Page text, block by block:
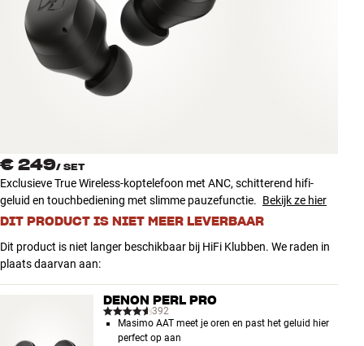
Accessoires
INSPIRATIE
MERKEN
AANBIEDINGEN
Winkels
Inloggen
Klantenservice
Bouw met geluid
€ 249/ SET
Exclusieve True Wireless-koptelefoon met ANC, schitterend hifi-
geluid en touchbediening met slimme pauzefunctie. Bekijk ze hier
DIT PRODUCT IS NIET MEER LEVERBAAR
Dit product is niet langer beschikbaar bij HiFi Klubben. We raden in
plaats daarvan aan:
DENON PERL PRO
392
Masimo AAT meet je oren en past het geluid hier
perfect op aan